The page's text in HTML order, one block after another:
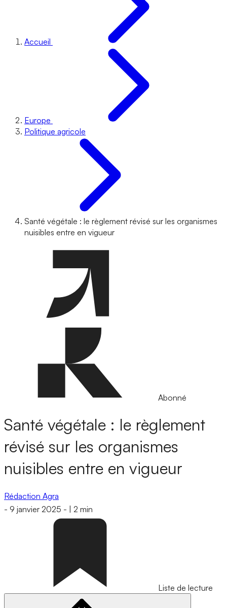
Accueil
Europe
Politique agricole
Santé végétale : le règlement révisé sur les organismes
nuisibles entre en vigueur
Abonné
Santé végétale : le règlement
révisé sur les organismes
nuisibles entre en vigueur
Rédaction Agra
- 9 janvier 2025 - 2 min
Liste de lecture